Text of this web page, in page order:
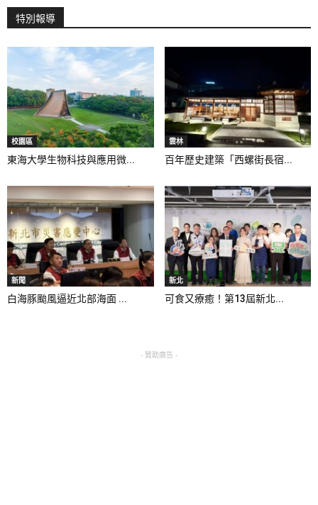
特別報導
校園區
東海大學生物科技與應用微...
雲林
百年歷史建築「西螺街長宿...
新聞
白海豚颱風逼近北部海面 ...
新北
可食又療癒！第13屆新北...
- 贊助廣告 -